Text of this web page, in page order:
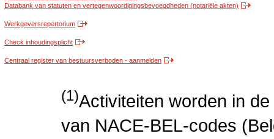
Databank van statuten en vertegenwoordigingsbevoegdheden (notariële akten)
Werkgeversrepertorium
Check inhoudingsplicht
Centraal register van bestuursverboden - aanmelden
(1)Activiteiten worden in
van NACE-BEL-codes